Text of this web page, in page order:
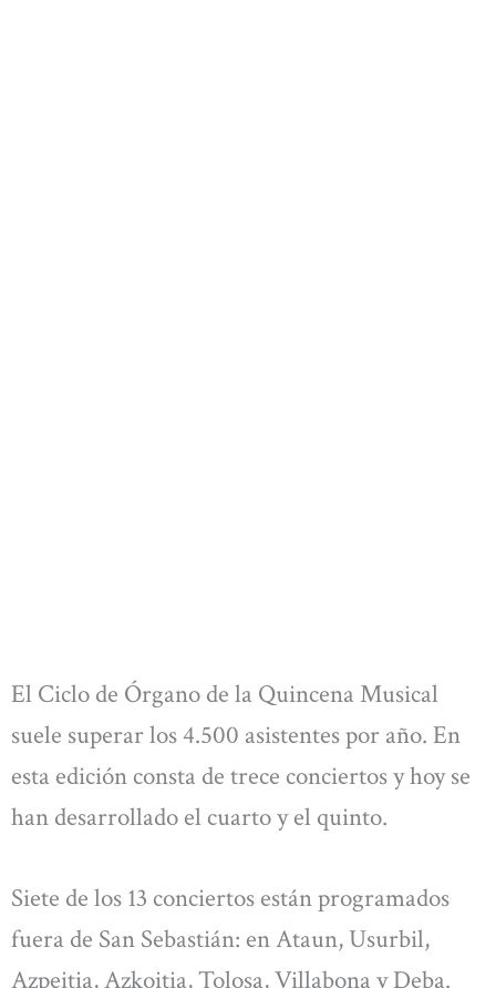
El Ciclo de Órgano de la Quincena Musical
suele superar los 4.500 asistentes por año. En
esta edición consta de trece conciertos y hoy se
han desarrollado el cuarto y el quinto.
Siete de los 13 conciertos están programados
fuera de San Sebastián: en Ataun, Usurbil,
Azpeitia, Azkoitia, Tolosa, Villabona y Deba.